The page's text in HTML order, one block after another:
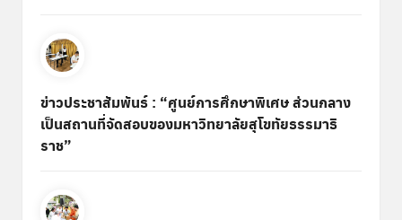
ข่าวประชาสัมพันธ์ : “ศูนย์การศึกษาพิเศษ ส่วนกลาง
เป็นสถานที่จัดสอบของมหาวิทยาลัยสุโขทัยธรรมาธิ
ราช”